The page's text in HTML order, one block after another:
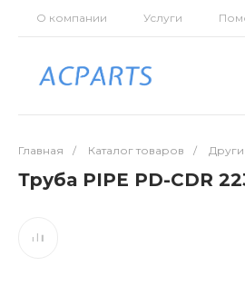
О компании Услуги
Главная / Каталог товаров /
Труба PIPE PD-CDR